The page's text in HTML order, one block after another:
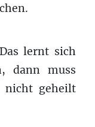
Das lernt sich
dann muss
nicht geheilt